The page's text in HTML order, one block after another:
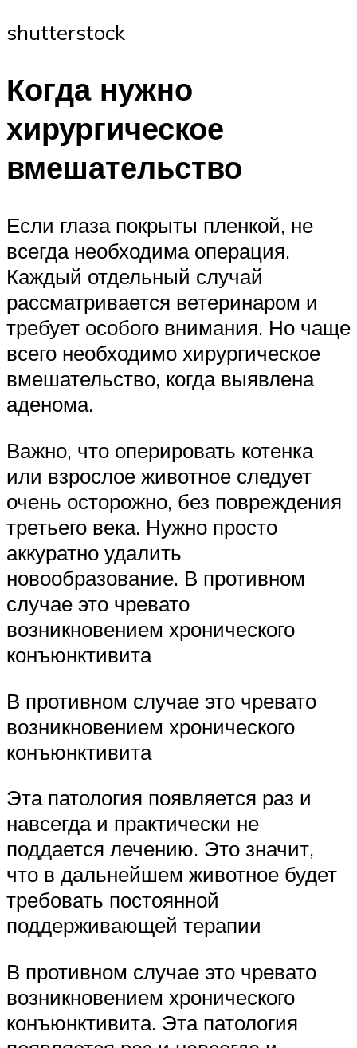
shutterstock
Когда нужно
хирургическое
вмешательство
Если глаза покрыты пленкой, не
всегда необходима операция.
Каждый отдельный случай
рассматривается ветеринаром и
требует особого внимания. Но чаще
всего необходимо хирургическое
вмешательство, когда выявлена
аденома.
Важно, что оперировать котенка
или взрослое животное следует
очень осторожно, без повреждения
третьего века. Нужно просто
аккуратно удалить
новообразование. В противном
случае это чревато
возникновением хронического
конъюнктивита
В противном случае это чревато
возникновением хронического
конъюнктивита
Эта патология появляется раз и
навсегда и практически не
поддается лечению. Это значит,
что в дальнейшем животное будет
требовать постоянной
поддерживающей терапии
В противном случае это чревато
возникновением хронического
конъюнктивита. Эта патология